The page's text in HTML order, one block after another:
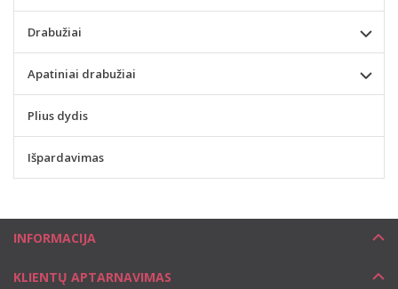
Drabužiai
Apatiniai drabužiai
Plius dydis
Išpardavimas
INFORMACIJA
KLIENTŲ APTARNAVIMAS